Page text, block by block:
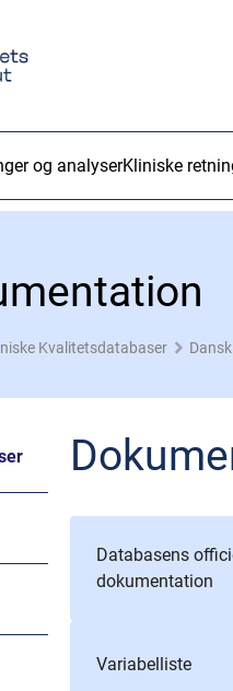
og analyserKliniske
Kvalitetsdatabaser
Databasens
dokumentation
Variabelliste